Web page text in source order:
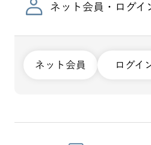
ネット会員・ログイ
ネット会員 ログイ